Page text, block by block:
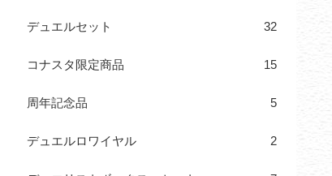
デュエルセット 32
コナスタ限定商品 15
周年記念品 5
デュエルロワイヤル 2